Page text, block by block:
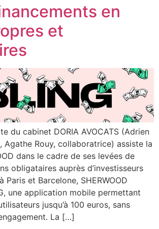
en
et
du cabinet DORIA AVOCATS (Adrien
Agathe Rouy, collaboratrice) assiste la
dans le cadre de ses levées de
obligataires auprès d’investisseurs
Paris et Barcelone, SHERWOOD
une application mobile permettant
jusqu’à 100 euros, sans
La […]